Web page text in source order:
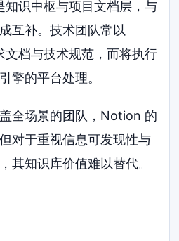
识中枢与项目文档层，与
互补。技术团队常以
档与技术规范，而将执行
擎的平台处理。
全场景的团队，Notion 的
对于重视信息可发现性与
其知识库价值难以替代。